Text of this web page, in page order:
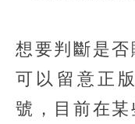
想要判斷是
可以留意正
號，目前在